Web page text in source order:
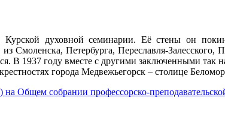
духовной семинарии. Её стены он
Смоленска, Петербурга, Переславля-
1937 году вместе с другими заключенными так
города Медвежьегорск – столице
Общем собрании профессорско-